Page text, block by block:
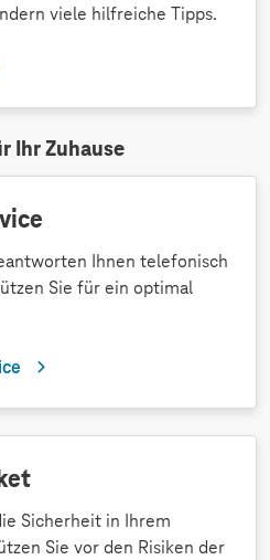
viele hilfreiche Tipps.
Ihr Zuhause
Ihnen telefonisch
Sie für ein optimal
Sicherheit in Ihrem
Sie vor den Risiken der